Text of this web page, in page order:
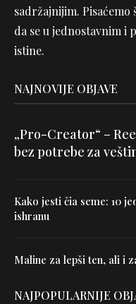
sadržajnijim.
da se u jednostavnim
istine.
NAJNOVIJE OBJAVE
„Pro-Creator“ –
bez potrebe za
Kako jesti čia seme: 10
ishranu
Maline za lepši ten, ali i
NAJPOPULARNIJE